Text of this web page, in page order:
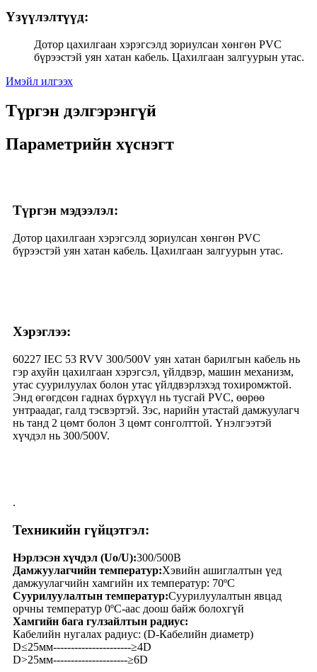
Үзүүлэлтүүд:
Дотор цахилгаан хэрэгсэлд зориулсан хөнгөн PVC
бүрээстэй уян хатан кабель. Цахилгаан залгуурын утас.
Имэйл илгээх
Түргэн дэлгэрэнгүй
Параметрийн хүснэгт
Түргэн мэдээлэл:
Дотор цахилгаан хэрэгсэлд зориулсан хөнгөн PVC
бүрээстэй уян хатан кабель. Цахилгаан залгуурын утас.
Хэрэглээ:
60227 IEC 53 RVV 300/500V уян хатан барилгын кабель нь
гэр ахуйн цахилгаан хэрэгсэл, үйлдвэр, машин механизм,
утас суурилуулах болон утас үйлдвэрлэхэд тохиромжтой.
Энд өгөгдсөн гаднах бүрхүүл нь тусгай PVC, өөрөө
унтраадаг, галд тэсвэртэй. Зэс, нарийн утастай дамжуулагч
нь танд 2 цөмт болон 3 цөмт сонголттой. Үнэлгээтэй
хүчдэл нь 300/500V.
.
Техникийн гүйцэтгэл:
Нэрлэсэн хүчдэл (Uo/U):300/500В
Дамжуулагчийн температур:Хэвийн ашиглалтын үед
дамжуулагчийн хамгийн их температур: 70ºC
Суурилуулалтын температур:Суурилуулалтын явцад
орчны температур 0ºC-аас доош байж болохгүй
Хамгийн бага гулзайлтын радиус:
Кабелийн нугалах радиус: (D-Кабелийн диаметр)
D≤25мм----------------------≥4D
D>25мм---------------------≥6D